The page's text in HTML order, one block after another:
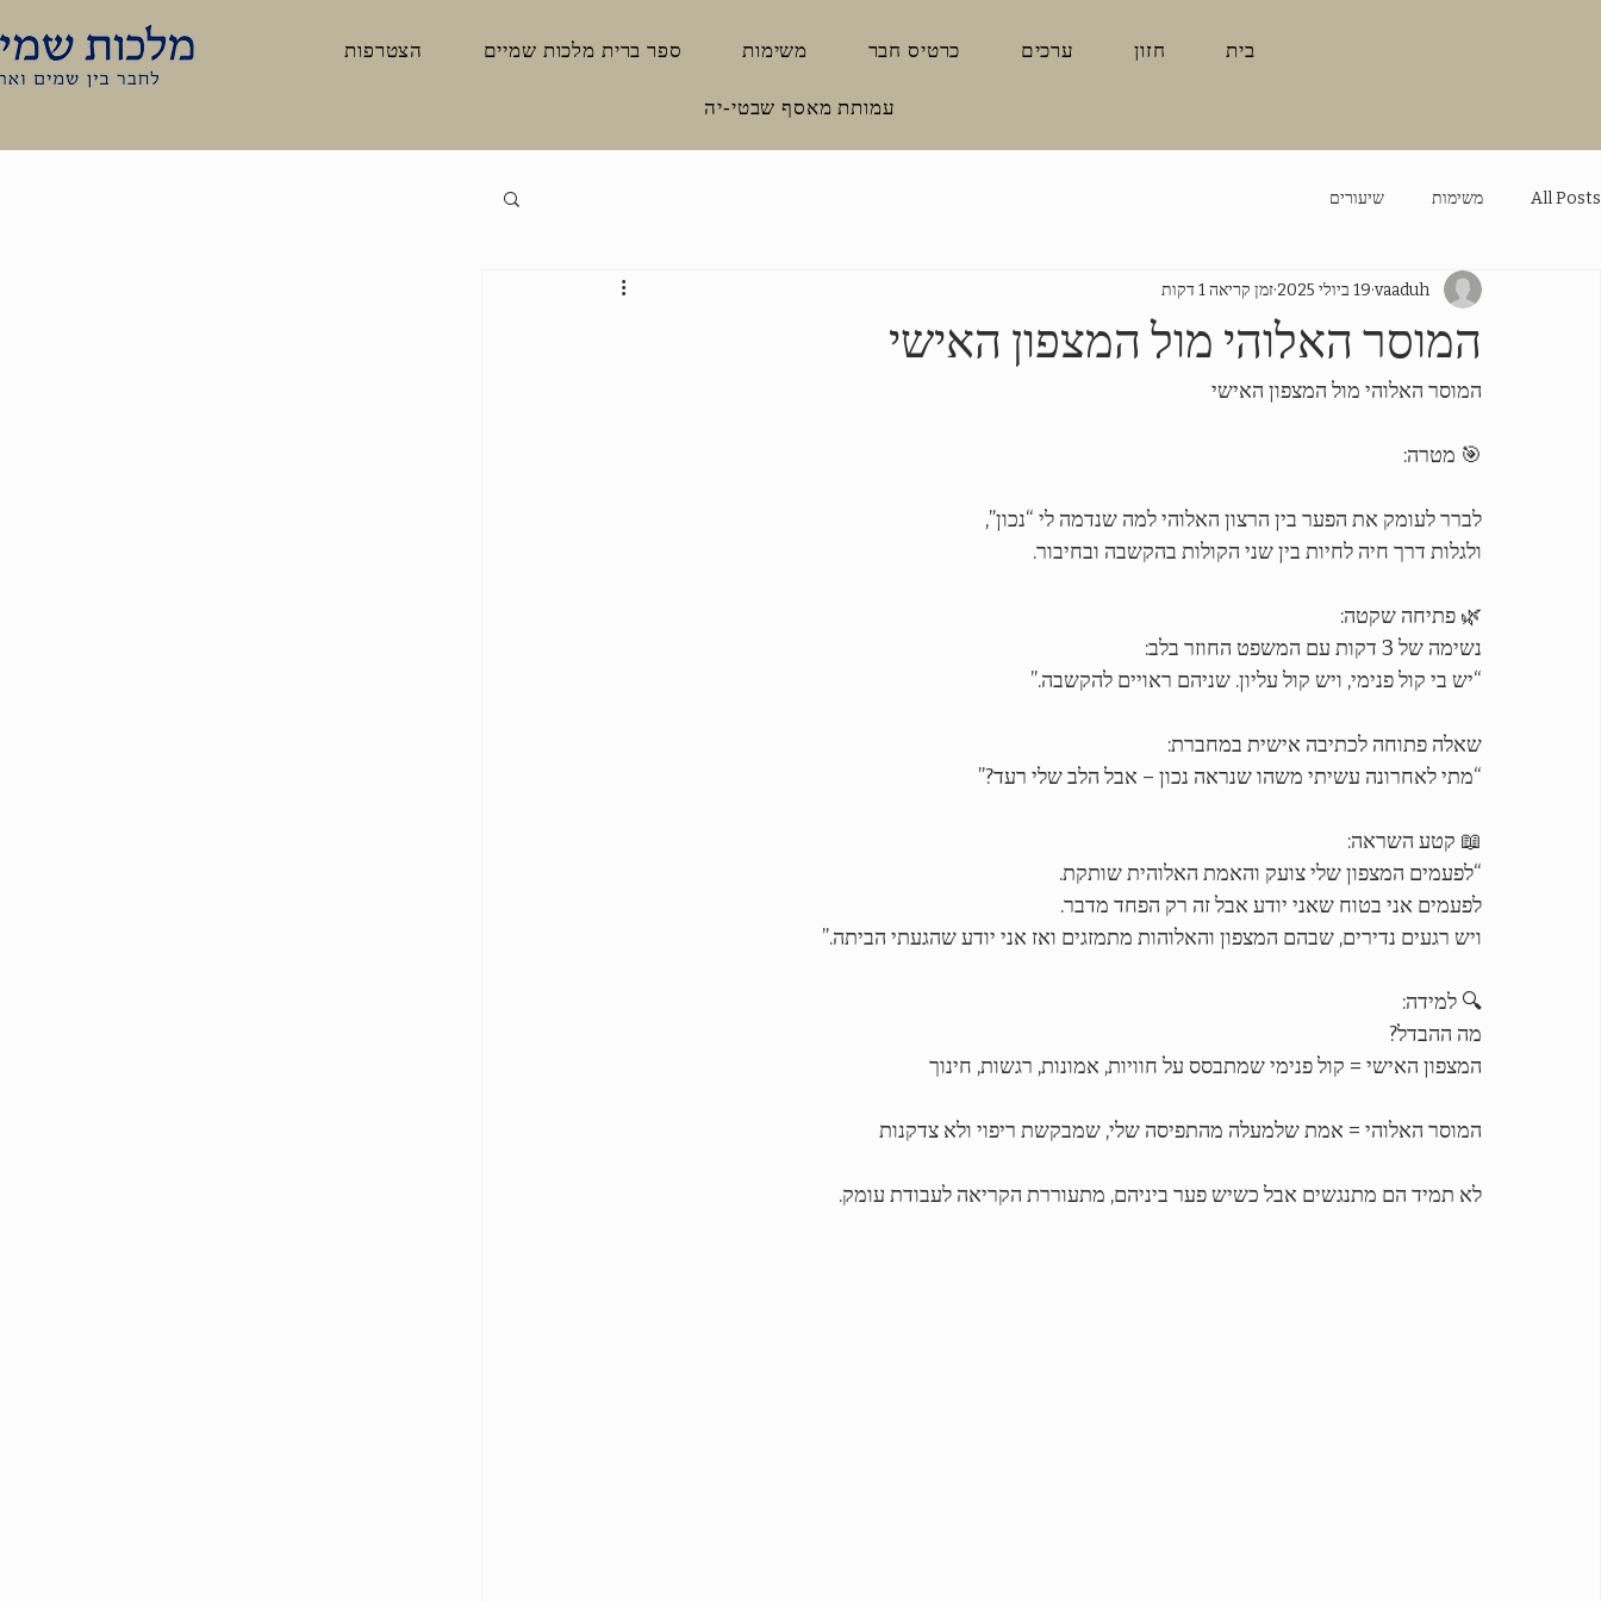
הצטרפות ספר ברית מלכות שמיים משימות כרטיס חבר ערכים חזון בית
עמותת מאסף שבטי-יה
All Posts משימות שיעורים
המוסר האלוהי מול המצפון האישי
vaaduh 19 ביולי 2025 זמן קריאה 1 דקות
המוסר האלוהי מול המצפון האישי
🎯 מטרה:
לברר לעומק את הפער בין הרצון האלוהי למה שנדמה לי “נכון”,
ולגלות דרך חיה לחיות בין שני הקולות בהקשבה ובחיבור.
🌿 פתיחה שקטה:
נשימה של 3 דקות עם המשפט החוזר בלב:
“יש בי קול פנימי, ויש קול עליון. שניהם ראויים להקשבה.”
שאלה פתוחה לכתיבה אישית במחברת:
“מתי לאחרונה עשיתי משהו שנראה נכון – אבל הלב שלי רעד?”
📖 קטע השראה:
“לפעמים המצפון שלי צועק והאמת האלוהית שותקת.
לפעמים אני בטוח שאני יודע אבל זה רק הפחד מדבר.
ויש רגעים נדירים, שבהם המצפון והאלוהות מתמזגים ואז אני יודע שהגעתי הביתה.”
🔍 למידה:
מה ההבדל?
המצפון האישי = קול פנימי שמתבסס על חוויות, אמונות, רגשות, חינוך
המוסר האלוהי = אמת שלמעלה מהתפיסה שלי, שמבקשת ריפוי ולא צדקנות
לא תמיד הם מתנגשים אבל כשיש פער ביניהם, מתעוררת הקריאה לעבודת עומק.